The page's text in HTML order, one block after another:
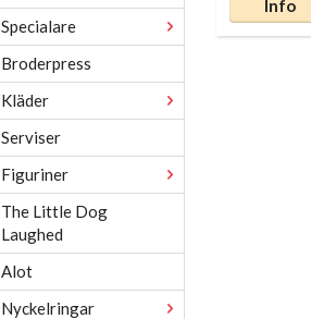
Specialare
Broderpress
Kläder
Serviser
Figuriner
The Little Dog
Laughed
Alot
Nyckelringar
Info